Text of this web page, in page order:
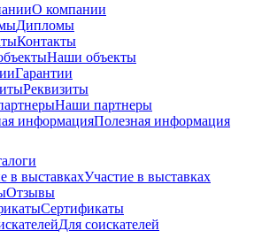
О компании
Дипломы
Контакты
Наши объекты
Гарантии
Реквизиты
Наши партнеры
Полезная информация
Участие в выставках
Отзывы
Сертификаты
Для соискателей